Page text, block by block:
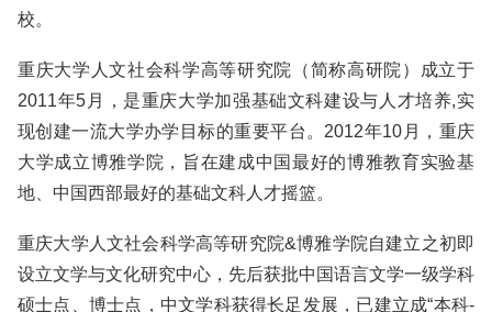
校。
重庆大学人文社会科学高等研究院（简称高研院）成立于
2011年5月，是重庆大学加强基础文科建设与人才培养,实
现创建一流大学办学目标的重要平台。2012年10月，重庆
大学成立博雅学院，旨在建成中国最好的博雅教育实验基
地、中国西部最好的基础文科人才摇篮。
重庆大学人文社会科学高等研究院&博雅学院自建立之初即
设立文学与文化研究中心，先后获批中国语言文学一级学科
硕士点、博士点，中文学科获得长足发展，已建立成“本科-